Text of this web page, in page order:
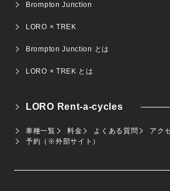
Brompton Junction
LORO × TREK
Brompton Junction とは
LORO × TREK とは
LORO Rent-a-cycles
車種一覧 料金 よくある質問
アク
予約（※外部サイト）